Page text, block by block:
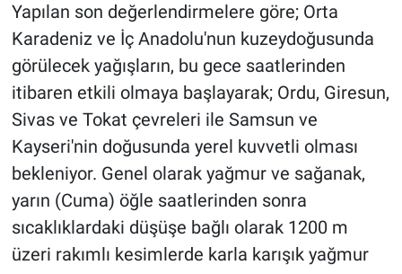
Yapılan son değerlendirmelere göre; Orta
Karadeniz ve İç Anadolu'nun kuzeydoğusunda
görülecek yağışların, bu gece saatlerinden
itibaren etkili olmaya başlayarak; Ordu, Giresun,
Sivas ve Tokat çevreleri ile Samsun ve
Kayseri'nin doğusunda yerel kuvvetli olması
bekleniyor. Genel olarak yağmur ve sağanak,
yarın (Cuma) öğle saatlerinden sonra
sıcaklıklardaki düşüşe bağlı olarak 1200 m
üzeri rakımlı kesimlerde karla karışık yağmur